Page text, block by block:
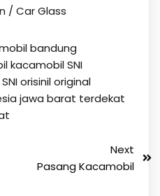
/ Car Glass
bandung
kacamobil SNI
orisinil original
jawa barat terdekat
Next
Pasang Kacamobil